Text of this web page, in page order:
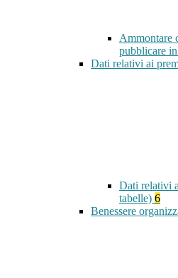
Ammontare
pubblicare
Dati relativi ai
Dati relativi
tabelle) 6
Benessere